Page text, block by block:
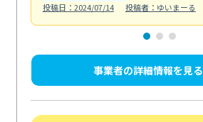
投稿日：2024/07/14
投稿者：ゆいまーる
事業者の詳細情報を見る